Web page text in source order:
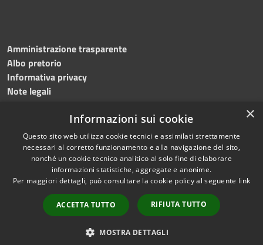
Amministrazione trasparente
Albo pretorio
Informativa privacy
Note legali
Obiettivi accessibilità 2026
RSS
Accessibilità
Copyright © 2026 • Comune di
Ischia • Powered by
Municipium•
Accesso
redazione
×
Informazioni sui cookie
Questo sito web utilizza cookie tecnici e assimilati strettamente
necessari al corretto funzionamento e alla navigazione del sito,
nonché un cookie tecnico analitico al solo fine di elaborare
informazioni statistiche, aggregate e anonime.
Per maggiori dettagli, può consultare la cookie policy al seguente link
ACCETTA TUTTO RIFIUTA TUTTO
MOSTRA DETTAGLI